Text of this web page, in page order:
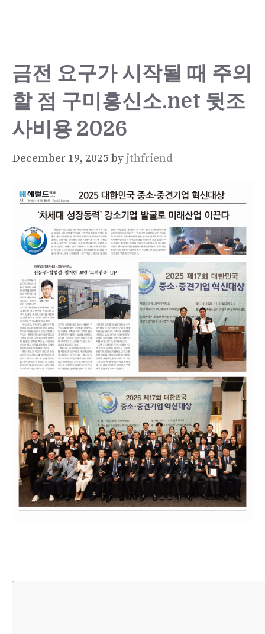
금전 요구가 시작될 때 주의
할 점 구미흥신소.net 뒷조
사비용 2026
December 19, 2025 by jthfriend